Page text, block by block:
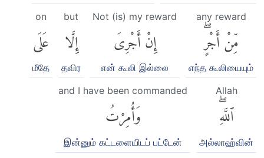
any reward
مِّنْ أَجْرٍۖ
எந்த கூலியையும்
Not (is) my reward
إِنْ أَجْرِىَ
என் கூலி இல்லை
but
إِلَّا
தவிர
on
عَلَى
மீதே
Allah
ٱللَّهِۖ
அல்லாஹ்வின்
and I have been commanded
وَأُمِرْتُ
இன்னும் கட்டளையிடப் பட்டேன்